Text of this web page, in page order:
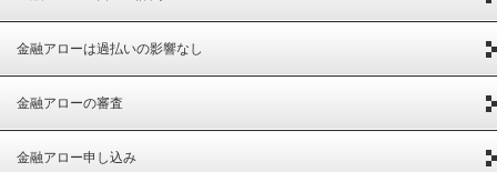
金融アローは過払いの影響なし
金融アローの審査
金融アロー申し込み